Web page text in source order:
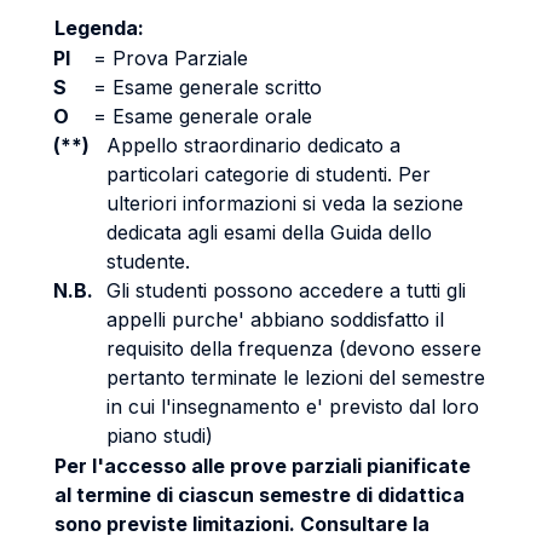
Legenda:
PI
= Prova Parziale
S
= Esame generale scritto
O
= Esame generale orale
(**)
Appello straordinario dedicato a
particolari categorie di studenti. Per
ulteriori informazioni si veda la sezione
dedicata agli esami della Guida dello
studente.
N.B. Gli studenti possono accedere a tutti gli
appelli purche' abbiano soddisfatto il
requisito della frequenza (devono essere
pertanto terminate le lezioni del semestre
in cui l'insegnamento e' previsto dal loro
piano studi)
Per l'accesso alle prove parziali pianificate
al termine di ciascun semestre di didattica
sono previste limitazioni. Consultare la